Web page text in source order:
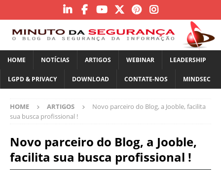
HOME NOTÍCIAS ARTIGOS WEBINAR LEADERSHIP
LGPD & PRIVACY DOWNLOAD CONTATE-NOS MINDSEC
HOME ARTIGOS
Novo parceiro do Blog, a Jooble, facilita
sua busca profissional !
Novo parceiro do Blog, a Jooble,
facilita sua busca profissional !